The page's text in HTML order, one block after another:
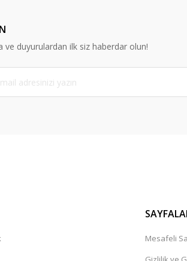
ve duyurulardan ilk siz haberdar olun!
Mesafeli